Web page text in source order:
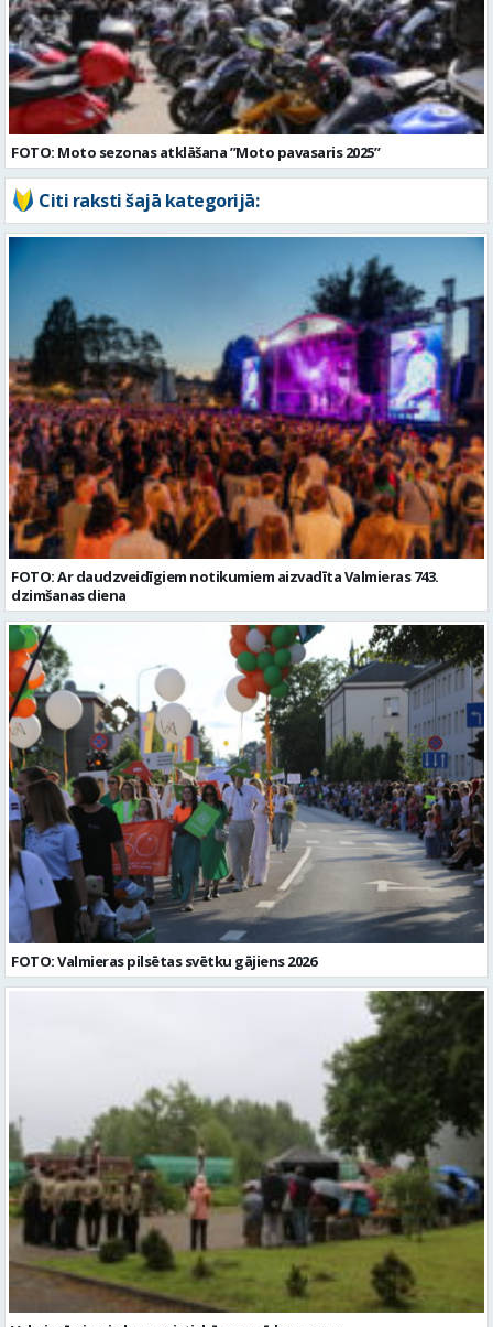
FOTO: Moto sezonas atklāšana ”Moto pavasaris 2025”
Citi raksti šajā kategorijā:
FOTO: Ar daudzveidīgiem notikumiem aizvadīta Valmieras 743.
dzimšanas diena
FOTO: Valmieras pilsētas svētku gājiens 2026